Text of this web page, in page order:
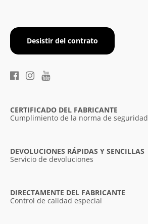
Desistir del contrato
CERTIFICADO DEL FABRICANTE
Cumplimiento de la norma de seguridad
DEVOLUCIONES RÁPIDAS Y SENCILLAS
Servicio de devoluciones
DIRECTAMENTE DEL FABRICANTE
Control de calidad especial